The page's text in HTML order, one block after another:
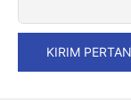
KIRIM